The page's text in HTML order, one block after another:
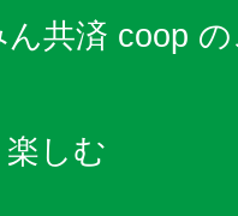
ん共済 coop の
しむ